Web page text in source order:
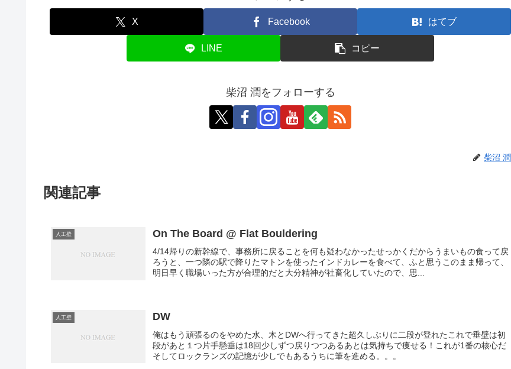
X Facebook はてブ
LINE コピー
柴沼 潤をフォローする
柴沼 潤
関連記事
人工壁 On The Board @ Flat Bouldering
4/14帰りの新幹線で、事務所に戻ることを何も疑わなかったせっかくだからうまいもの食って戻
ろうと、一つ隣の駅で降りたマトンを使ったインドカレーを食べて、ふと思うこのまま帰って、
明日早く職場いった方が合理的だと大分精神が社畜化していたので、思...
人工壁 DW
俺はもう頑張るのをやめた水、木とDWへ行ってきた超久しぶりに二段が登れたこれで垂壁は初
段があと１つ片手懸垂は18回少しずつ戻りつつあるあとは気持ちで痩せる！これが1番の核心だ
そしてロックランズの記憶が少しでもあるうちに筆を進める。。。